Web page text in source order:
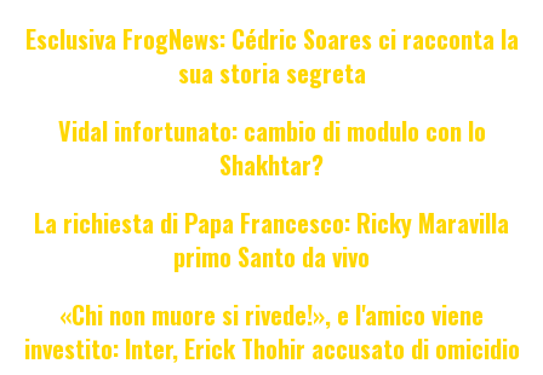
Esclusiva FrogNews: Cédric Soares ci racconta la
sua storia segreta
Vidal infortunato: cambio di modulo con lo
Shakhtar?
La richiesta di Papa Francesco: Ricky Maravilla
primo Santo da vivo
«Chi non muore si rivede!», e l'amico viene
investito: Inter, Erick Thohir accusato di omicidio